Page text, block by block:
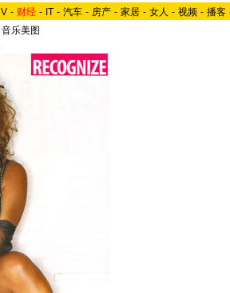
V - 财经 - IT - 汽车 - 房产 - 家居 - 女人 - 视频 - 播客
音乐美图